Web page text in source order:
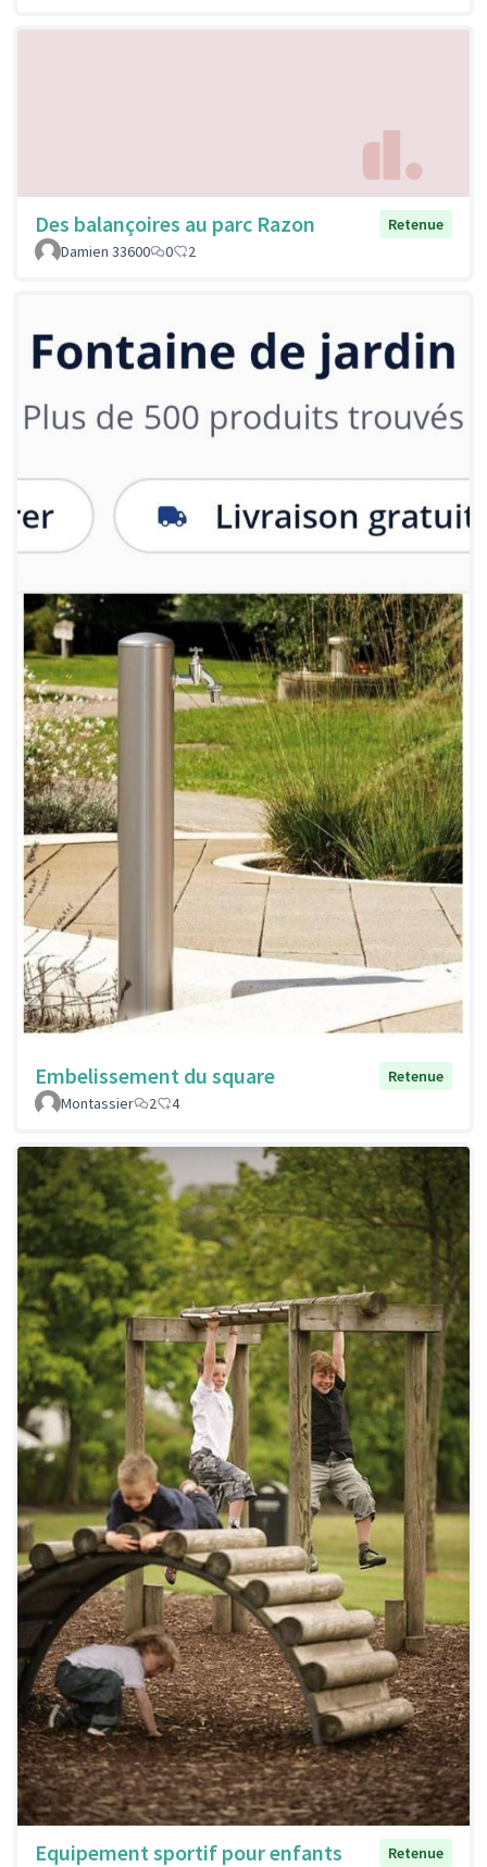
Des balançoires au parc Razon
Retenue
Damien 33600
0 2
Embelissement du square
Retenue
Montassier
2 4
Equipement sportif pour enfants
Retenue